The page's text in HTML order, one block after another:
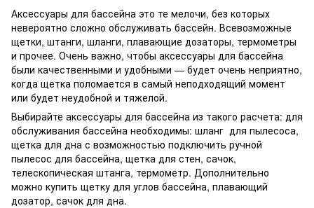
Аксессуары для бассейна это те мелочи, без которых
невероятно сложно обслуживать бассейн. Всевозможные
щетки, штанги, шланги, плавающие дозаторы, термометры
и прочее. Очень важно, чтобы аксессуары для бассейна
были качественными и удобными — будет очень неприятно,
когда щетка поломается в самый неподходящий момент
или будет неудобной и тяжелой.
Выбирайте аксессуары для бассейна из такого расчета: для
обслуживания бассейна необходимы: шланг для пылесоса,
щетка для дна с возможностью подключить ручной
пылесос для бассейна, щетка для стен, сачок,
телескопическая штанга, термометр. Дополнительно
можно купить щетку для углов бассейна, плавающий
дозатор, сачок для дна.